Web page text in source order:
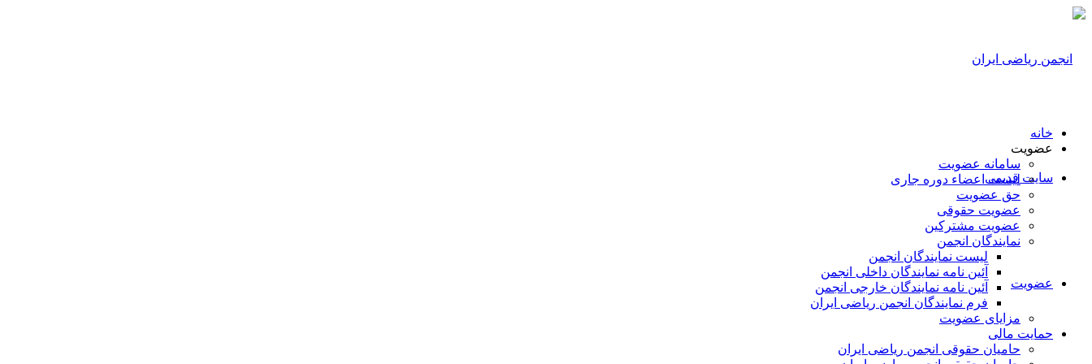
سایت قدیمی
عضویت
خانه
عضویت
سامانه عضویت
لیست اعضاء دوره جاری
حق عضویت
عضویت حقوقی
عضویت مشترکین
نمایندگان انجمن
لیست نمایندگان انجمن
آئین نامه نمایندگان داخلی انجمن
آئین نامه نمایندگان خارجی انجمن
فرم نمایندگان انجمن ریاضی ایران
مزایای عضویت
حمایت مالی
حامیان حقوقی انجمن ریاضی ایران